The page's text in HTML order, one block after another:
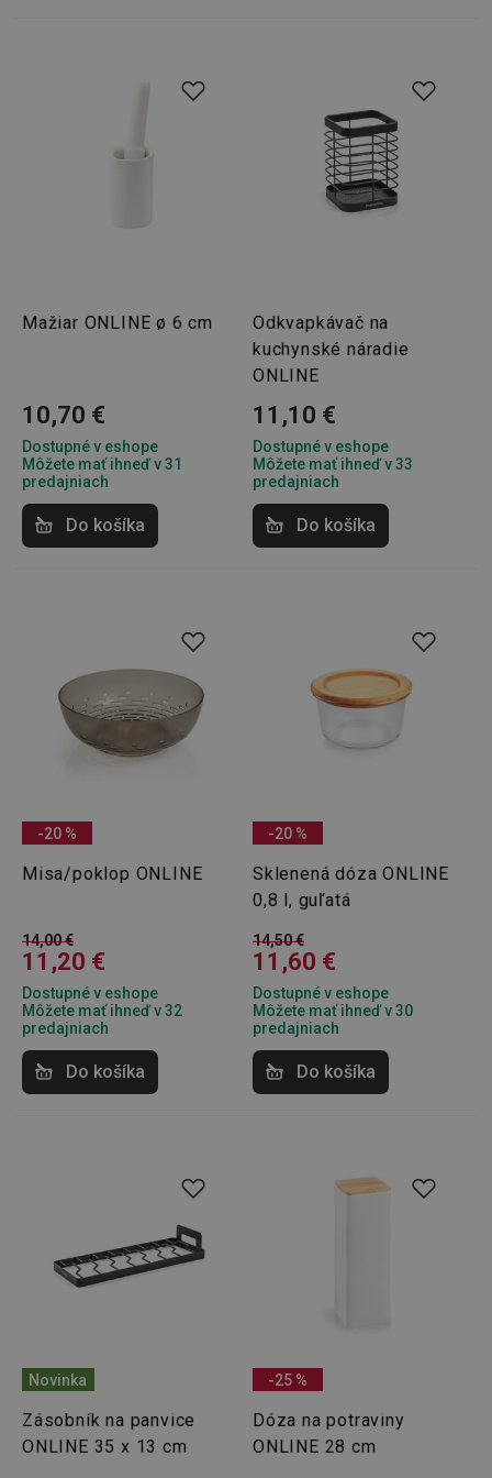
Mažiar ONLINE ø 6 cm
10,70 €
Dostupné v eshope
Môžete mať ihneď v 31
predajniach
Do košíka
Odkvapkávač na
kuchynské náradie
ONLINE
11,10 €
Dostupné v eshope
Môžete mať ihneď v 33
predajniach
Do košíka
-20 %
Misa/poklop ONLINE
14,00 €
11,20 €
Dostupné v eshope
Môžete mať ihneď v 32
predajniach
Do košíka
-20 %
Sklenená dóza ONLINE
0,8 l, guľatá
14,50 €
11,60 €
Dostupné v eshope
Môžete mať ihneď v 30
predajniach
Do košíka
Novinka
Zásobník na panvice
ONLINE 35 x 13 cm
-25 %
Dóza na potraviny
ONLINE 28 cm
Základné (funkčné) cookies
Funkčné súbory
Nevyhnutne potrebné súbory cookie umožňujú
základné funkcie webovej lokality, ako prihlásenie
používateľa a správa účtu. Webová lokalita sa nedá
správne používať bez nevyhnutne potrebných
receive-cookie-deprecation
.doubleclick.net
__rtbh.lid www.tescoma.sk
pid